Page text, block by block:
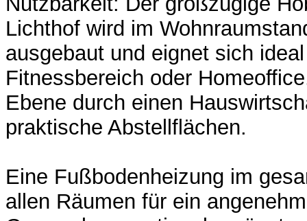
Lichthof wird im
ausgebaut und eignet sich
Fitnessbereich oder
Ebene durch einen
praktische Abstellflächen.
Eine Fußbodenheizung im
allen Räumen für ein